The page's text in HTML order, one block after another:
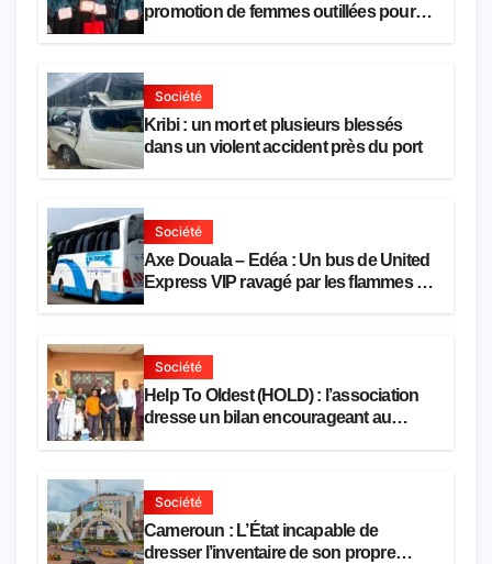
promotion de femmes outillées pour
Société
Kribi : un mort et plusieurs blessés
dans un violent accident près du port
Société
Axe Douala – Edéa : Un bus de United
Express VIP ravagé par les flammes à
Société
Help To Oldest (HOLD) : l’association
dresse un bilan encourageant au
Société
Cameroun : L’État incapable de
dresser l’inventaire de son propre